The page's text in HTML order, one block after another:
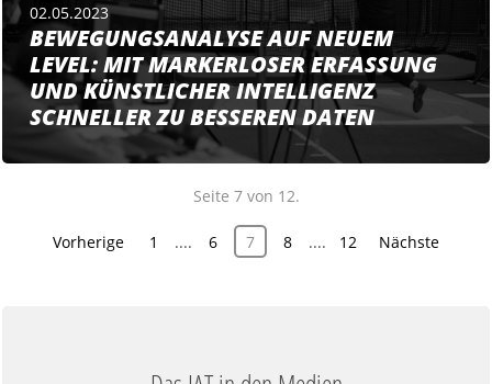
02.05.2023
BEWEGUNGSANALYSE AUF NEUEM
LEVEL: MIT MARKERLOSER ERFASSUNG
UND KÜNSTLICHER INTELLIGENZ
SCHNELLER ZU BESSEREN DATEN
Seite 7 von 12.
Vorherige 1 .... 6 7 8 .... 12 Nächste